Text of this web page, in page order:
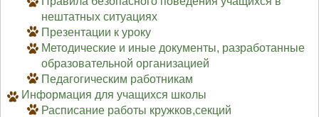
нештатных ситуациях
Презентации к уроку
Методические и иные документы, разработанные
образовательной организацией
Педагогическим работникам
Информация для учащихся школы
Расписание работы кружков,секций